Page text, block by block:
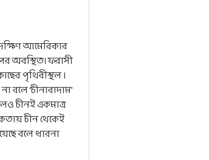
আমেরিকার
অবস্থিত। ফরাসী
পৃথিবীস্থল ।
বলে ‘চীনাবাদাম’
চীনই একমাত্র
চীন থেকেই
বলে ধারনা